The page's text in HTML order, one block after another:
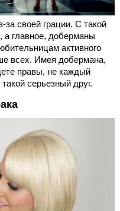
своей грации. С такой
а главное, доберманы
активного
всех. Имея добермана,
правы, не каждый
серьезный друг.